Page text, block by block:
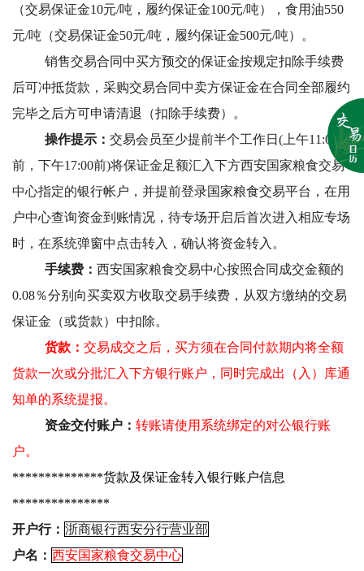
（交易保证金10元/吨，履约保证金100元/吨），食用油550
元/吨（交易保证金50元/吨，履约保证金500元/吨）。
销售交易合同中买方预交的保证金按规定扣除手续费
后可冲抵货款，采购交易合同中卖方保证金在合同全部履约
完毕之后方可申请清退（扣除手续费）。
操作提示： 交易会员至少提前半个工作日 (上午11:00
前，下午17:00前)将保证金足额汇入下方西安国家粮食交易
中心指定的银行帐户，并提前登录国家粮食交易平台，在用
户中心查询资金到账情况， 待专场开启后首次进入相应专场
时，在系统弹窗中点击转入 ，确认将资金转入。
手续费： 西安国家粮食交易中心按照合同成交金额的
0.08％分别向买卖双方收取交易手续费，从双方缴纳的交易
保证金（或货款）中扣除。
货款： 交易成交之后，买方须在合同付款期内将全额
货款一次或分批汇入下方银行账户，同时完成出（入）库通
知单的系统提报。
资金交付账户： 转账请使用系统绑定的对公银行账
户。
**************货款及保证金转入银行账户信息
***************
开户行： 浙商银行西安分行营业部
户名： 西安国家粮食交易中心